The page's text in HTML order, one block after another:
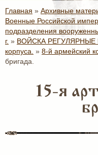
Главная » Архивные
Военные Российской
подразделения
г. » ВОЙСКА
корпуса. » 8-й армейский
бригада.
15-я